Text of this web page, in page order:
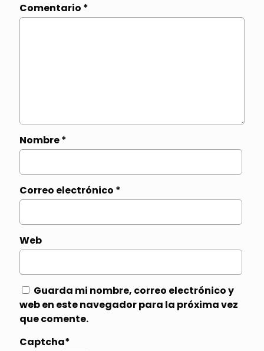
Comentario *
Nombre*
Correo electrónico *
Web
Guarda mi nombre, correo electrónico y
web en este navegador para la próxima vez
que comente.
Captcha*